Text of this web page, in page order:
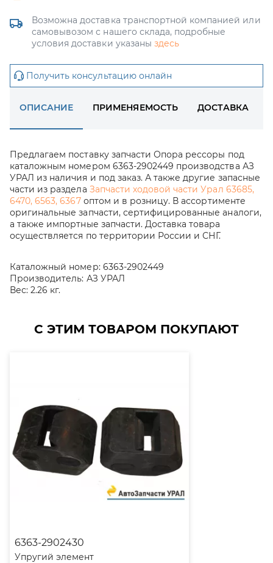
Возможна доставка транспортной компанией или
самовывозом с нашего склада, подробные
условия доставки указаны здесь
Получить консультацию онлайн
ОПИСАНИЕ ПРИМЕНЯЕМОСТЬ ДОСТАВКА
Предлагаем поставку запчасти Опора рессоры под
каталожным номером 6363-2902449 производства АЗ
УРАЛ из наличия и под заказ. А также другие запасные
части из раздела Запчасти ходовой части Урал 63685,
6470, 6563, 6367оптом и в розницу. В ассортименте
оригинальные запчасти, сертифицированные аналоги,
а также импортные запчасти. Доставка товара
осуществляется по территории России и СНГ.
Каталожный номер: 6363-2902449
Производитель: АЗ УРАЛ
Вес: 2.26 кг.
С ЭТИМ ТОВАРОМ ПОКУПАЮТ
6363-2902430
Упругий элемент